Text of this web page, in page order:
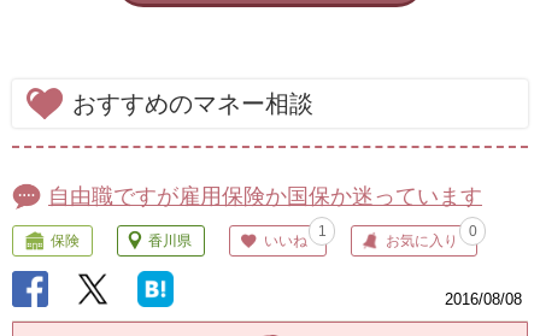
おすすめのマネー相談
自由職ですが雇用保険か国保か迷っています
保険 香川県 いいね
1
お気に入り
0
2016/08/08